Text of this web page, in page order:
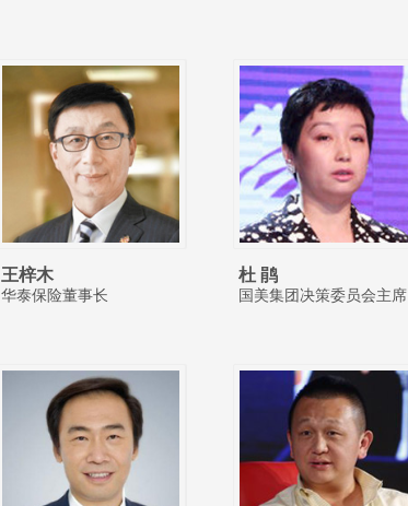
王梓木
华泰保险董事长
杜 鹃
国美集团决策委员会主席